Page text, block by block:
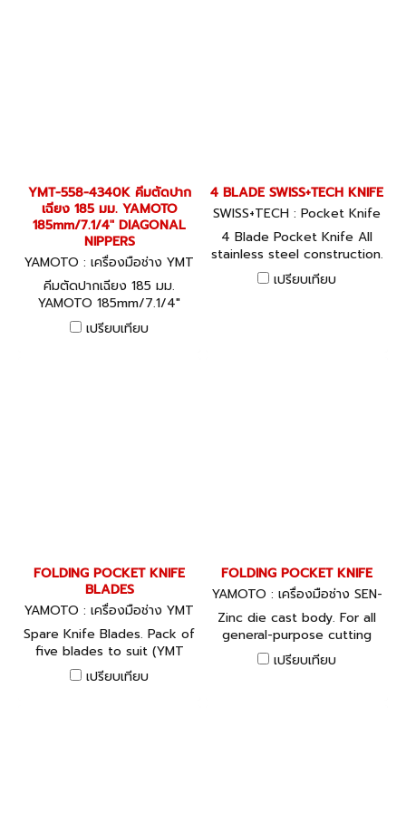
YMT-558-4340K คีมตัดปาก
เฉียง 185 มม. YAMOTO
185mm/7.1/4" DIAGONAL
NIPPERS
YAMOTO : เครื่องมือช่าง YMT
-558-4340K
คีมตัดปากเฉียง 185 มม.
YAMOTO 185mm/7.1/4"
DIAGONAL NIPPERS
เปรียบเทียบ
4 BLADE SWISS+TECH KNIFE
SWISS+TECH : Pocket Knife
4 Blade Pocket Knife All
stainless steel construction.
Satin finish handle with 3
rubber grip strips for
เปรียบเทียบ
FOLDING POCKET KNIFE
BLADES
YAMOTO : เครื่องมือช่าง YMT
-537-1520K
Spare Knife Blades. Pack of
five blades to suit (YMT
-537-1500K) folding knife.
เปรียบเทียบ
FOLDING POCKET KNIFE
YAMOTO : เครื่องมือช่าง SEN-
537-1000K
Zinc die cast body. For all
general-purpose cutting
and trimming applications.
Spring blade mechanism
เปรียบเทียบ